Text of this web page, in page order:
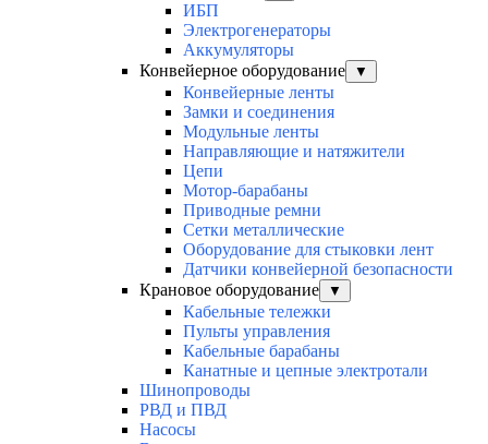
ИБП
Электрогенераторы
Аккумуляторы
Конвейерное оборудование
▼
Конвейерные ленты
Замки и соединения
Модульные ленты
Направляющие и натяжители
Цепи
Мотор-барабаны
Приводные ремни
Сетки металлические
Оборудование для стыковки лент
Датчики конвейерной безопасности
Крановое оборудование
▼
Кабельные тележки
Пульты управления
Кабельные барабаны
Канатные и цепные электротали
Шинопроводы
РВД и ПВД
Насосы